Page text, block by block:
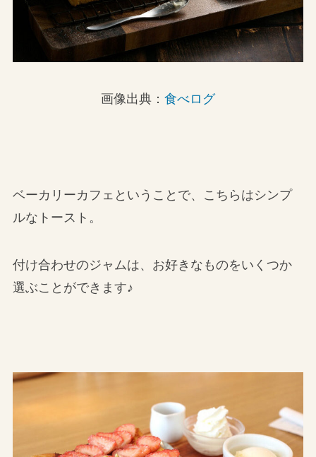
画像出典： 食べログ
ベーカリーカフェということで、こちらはシンプ
ルなトースト。
付け合わせのジャムは、お好きなものをいくつか
選ぶことができます♪